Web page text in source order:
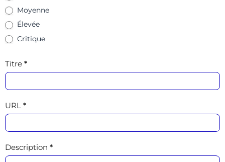
Moyenne
Élevée
Critique
Titre *
URL *
Description *